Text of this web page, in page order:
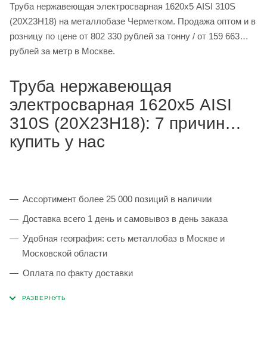
Труба нержавеющая электросварная 1620х5 AISI 310S
(20Х23Н18) на металлобазе Черметком. Продажа оптом и в
розницу по цене от 802 330 рублей за тонну / от 159 663
рублей за метр в Москве.
Труба нержавеющая
электросварная 1620х5 AISI
310S (20Х23Н18): 7 причин
купить у нас
Ассортимент более 25 000 позиций в наличии
Доставка всего 1 день и самовывоз в день заказа
Удобная география: сеть металлобаз в Москве и
Московской области
Оплата по факту доставки